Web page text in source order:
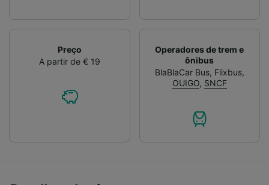
Preço
A partir de € 19
Operadores de trem e
ônibus
BlaBlaCar Bus, Flixbus,
OUIGO, SNCF